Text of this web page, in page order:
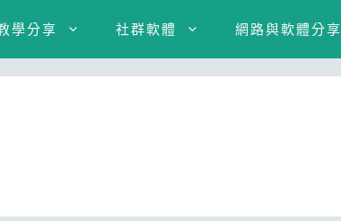
學分享 社群軟體 網路與軟體分享